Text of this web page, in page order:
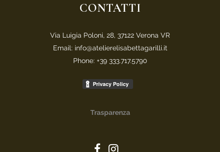
CONTATTI
Via Luigia Poloni, 28, 37122 Verona VR
Email: info@atelierelisabettagarilli.it
Phone: +39 333.717.5790
Trasparenza